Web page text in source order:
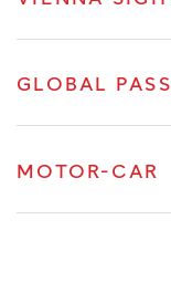
GLOBAL
MOTOR-CAR